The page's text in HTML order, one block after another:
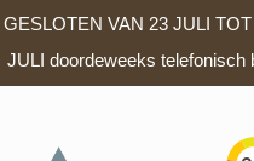
GESLOTEN VAN 23 JULI
JULI doordeweeks telefonisch